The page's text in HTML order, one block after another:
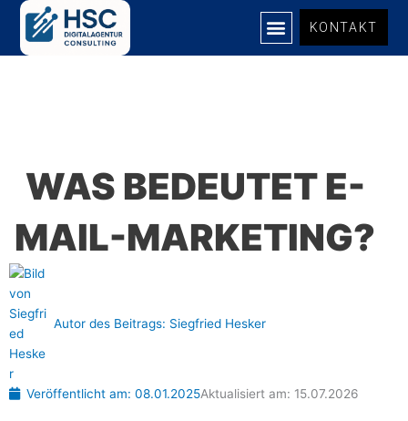
Zum
springen
KONTAKT
WAS BEDEUTET E-
MAIL-MARKETING?
Autor des Beitrags: Siegfried Hesker
Veröffentlicht am: 08.01.2025Aktualisiert am: 15.07.2026